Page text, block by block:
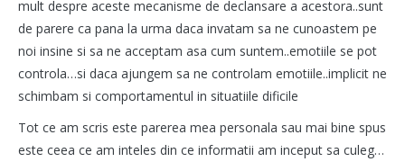
mult despre aceste mecanisme de declansare a acestora..sunt
de parere ca pana la urma daca invatam sa ne cunoastem pe
noi insine si sa ne acceptam asa cum suntem..emotiile se pot
controla…si daca ajungem sa ne controlam emotiile..implicit ne
schimbam si comportamentul in situatiile dificile
Tot ce am scris este parerea mea personala sau mai bine spus
este ceea ce am inteles din ce informatii am inceput sa culeg…